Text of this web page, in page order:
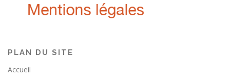
PLAN DU SITE
Accueil